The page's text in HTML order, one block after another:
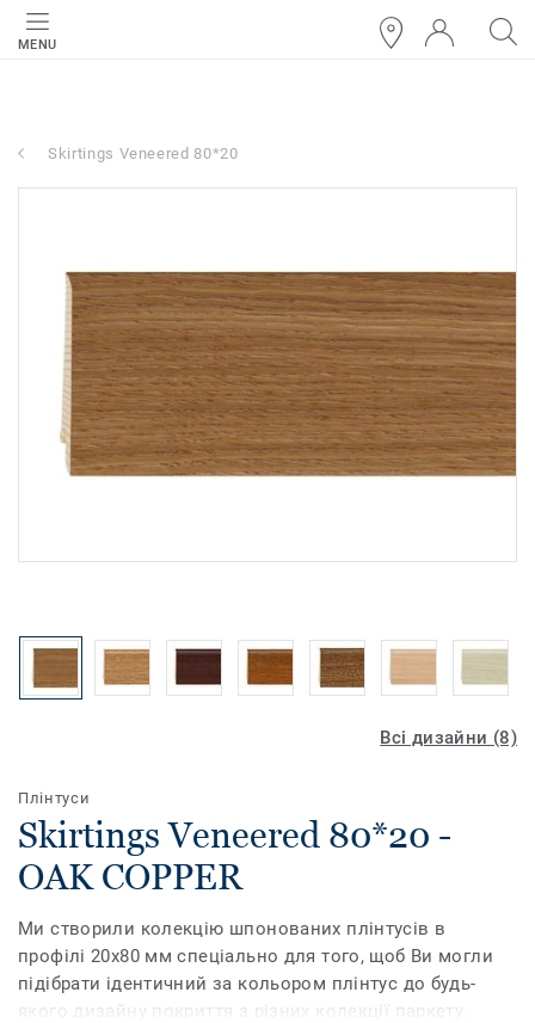
MENU
Skirtings Veneered 80*20
Всі дизайни (8)
Плінтуси
Skirtings Veneered 80*20 -
OAK COPPER
Ми створили колекцію шпонованих плінтусів в
профілі 20х80 мм спеціально для того, щоб Ви могли
підібрати ідентичний за кольором плінтус до будь-
якого дизайну покриття з різних колекції паркету.